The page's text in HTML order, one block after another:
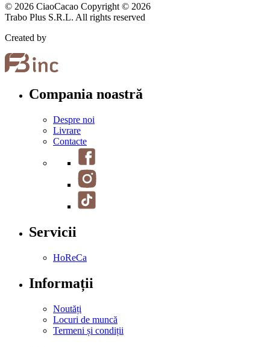
© 2026 CiaoCacao Copyright © 2026
Trabo Plus S.R.L. All rights reserved
Created by
Compania noastră
Despre noi
Livrare
Contacte
Servicii
HoReCa
Informații
Noutăți
Locuri de muncă
Termeni și condiții